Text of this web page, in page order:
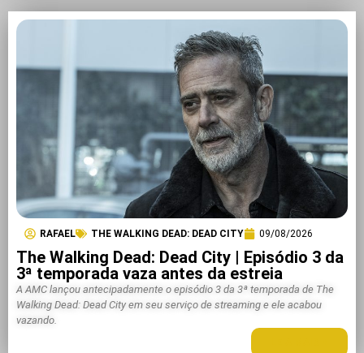
RAFAEL THE WALKING DEAD: DEAD CITY 09/08/2026
The Walking Dead: Dead City | Episódio 3 da
3ª temporada vaza antes da estreia
A AMC lançou antecipadamente o episódio 3 da 3ª temporada de The
Walking Dead: Dead City em seu serviço de streaming e ele acabou
vazando.